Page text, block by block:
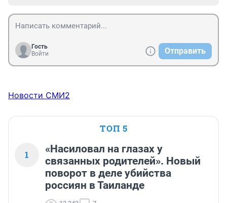
Гость
Войти
Отправить
Новости СМИ2
ТОП 5
1
«Насиловал на глазах у
связанных родителей». Новый
поворот в деле убийства
россиян в Таиланде